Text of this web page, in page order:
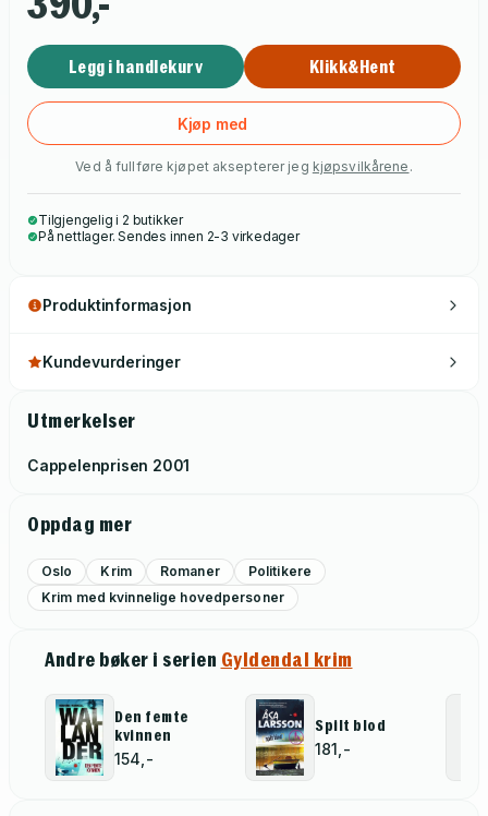
Legg i handlekurv Klikk&Hent
Kjøp med
Ved å fullføre kjøpet aksepterer jeg kjøpsvilkårene .
Tilgjengelig i 2 butikker
På nettlager. Sendes innen 2-3 virkedager
Produktinformasjon
Kundevurderinger
Utmerkelser
Cappelenprisen 2001
Oppdag mer
Oslo Krim Romaner
Politikere
Krim med kvinnelige hovedpersoner
Andre bøker i serien Gyldendal krim
Den femte
kvinnen
154,-
Spilt blod
181,-